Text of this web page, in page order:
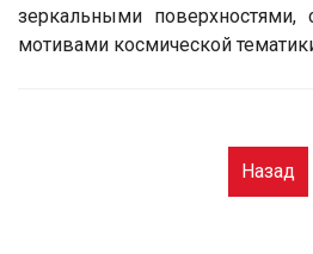
зеркальными
мотивами космической
Назад